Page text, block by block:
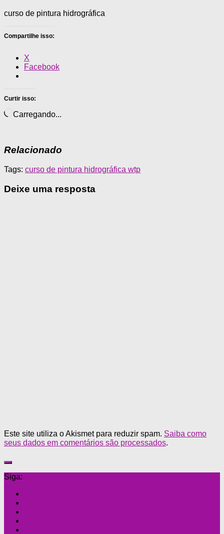
curso de pintura hidrográfica
Compartilhe isso:
X
Facebook
Curtir isso:
Carregando...
Relacionado
Tags: curso de pintura hidrográfica wtp
Deixe uma resposta
Este site utiliza o Akismet para reduzir spam. Saiba como
seus dados em comentários são processados.
Siga: